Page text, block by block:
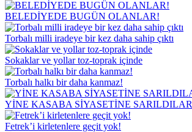
BELEDİYEDE BUGÜN OLANLAR!
Torbalı milli iradeye bir kez daha sahip çıktı
Sokaklar ve yollar toz-toprak içinde
Torbalı halkı bir daha kanmaz!
YİNE KASABA SİYASETİNE SARILDILAR
Fetrek’i kirletenlere geçit yok!